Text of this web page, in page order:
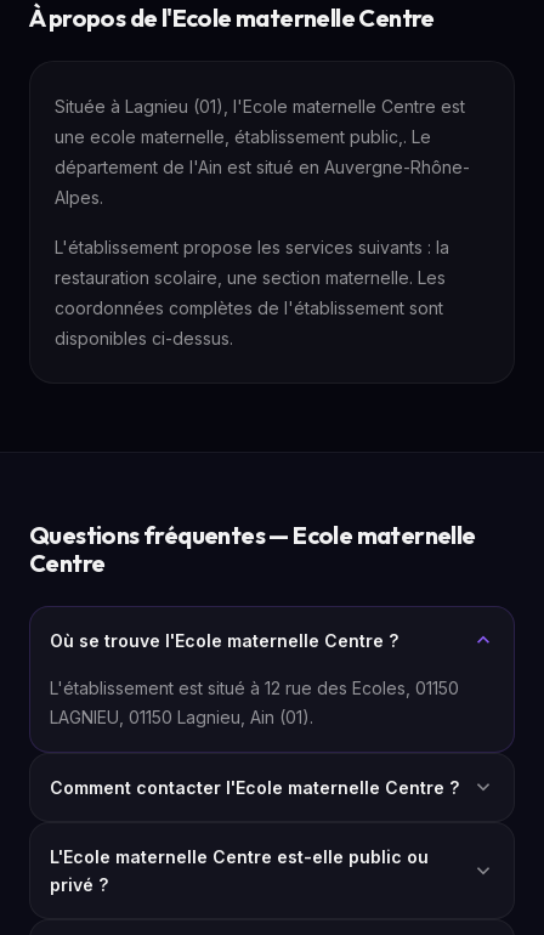
À propos de l'Ecole maternelle Centre
Située à Lagnieu (01), l'Ecole maternelle Centre est
une ecole maternelle, établissement public,. Le
département de l'Ain est situé en Auvergne-Rhône-
Alpes.
L'établissement propose les services suivants : la
restauration scolaire, une section maternelle. Les
coordonnées complètes de l'établissement sont
disponibles ci-dessus.
Questions fréquentes — Ecole maternelle
Centre
Où se trouve l'Ecole maternelle Centre ?
L'établissement est situé à 12 rue des Ecoles, 01150
LAGNIEU, 01150 Lagnieu, Ain (01).
Comment contacter l'Ecole maternelle Centre ?
L'Ecole maternelle Centre est-elle public ou
privé ?